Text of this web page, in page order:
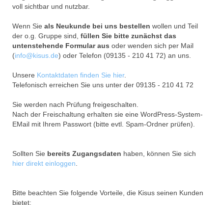
voll sichtbar und nutzbar.
Wenn Sie als Neukunde bei uns bestellen wollen und Teil
der o.g. Gruppe sind, füllen Sie bitte zunächst das
untenstehende Formular aus oder wenden sich per Mail
(info@kisus.de) oder Telefon (09135 - 210 41 72) an uns.
Unsere Kontaktdaten finden Sie hier.
Telefonisch erreichen Sie uns unter der 09135 - 210 41 72
Sie werden nach Prüfung freigeschalten.
Nach der Freischaltung erhalten sie eine WordPress-System-
EMail mit Ihrem Passwort (bitte evtl. Spam-Ordner prüfen).
Sollten Sie bereits Zugangsdaten haben, können Sie sich
hier direkt einloggen.
Bitte beachten Sie folgende Vorteile, die Kisus seinen Kunden
bietet: